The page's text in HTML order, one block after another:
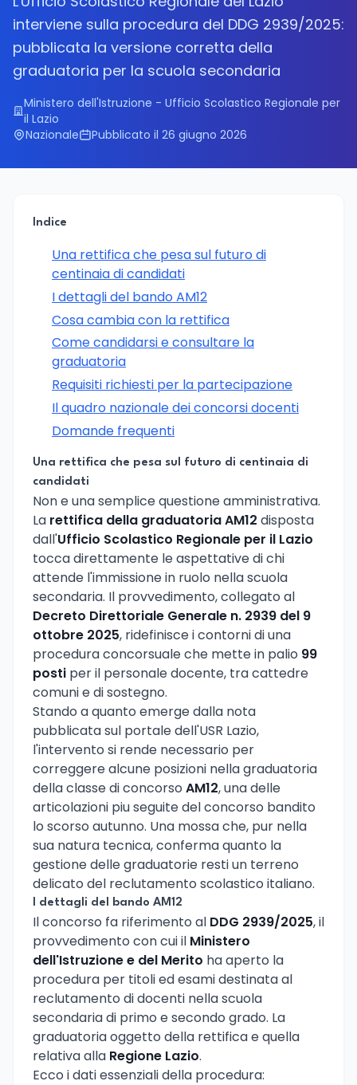
interviene sulla procedura del DDG 2939/2025:
pubblicata la versione corretta della
graduatoria per la scuola secondaria
Ministero dell'Istruzione - Ufficio Scolastico Regionale per
il Lazio
Nazionale
Pubblicato il 26 giugno 2026
Indice
Una rettifica che pesa sul futuro di
centinaia di candidati
I dettagli del bando AM12
Cosa cambia con la rettifica
Come candidarsi e consultare la
graduatoria
Requisiti richiesti per la partecipazione
Il quadro nazionale dei concorsi docenti
Domande frequenti
Una rettifica che pesa sul futuro di centinaia di
candidati
Non e una semplice questione amministrativa.
La rettifica della graduatoria AM12 disposta
dall'Ufficio Scolastico Regionale per il Lazio
tocca direttamente le aspettative di chi
attende l'immissione in ruolo nella scuola
secondaria. Il provvedimento, collegato al
Decreto Direttoriale Generale n. 2939 del 9
ottobre 2025, ridefinisce i contorni di una
procedura concorsuale che mette in palio 99
posti per il personale docente, tra cattedre
comuni e di sostegno.
Stando a quanto emerge dalla nota
pubblicata sul portale dell'USR Lazio,
l'intervento si rende necessario per
correggere alcune posizioni nella graduatoria
della classe di concorso AM12, una delle
articolazioni piu seguite del concorso bandito
lo scorso autunno. Una mossa che, pur nella
sua natura tecnica, conferma quanto la
gestione delle graduatorie resti un terreno
delicato del reclutamento scolastico italiano.
I dettagli del bando AM12
Il concorso fa riferimento al DDG 2939/2025, il
provvedimento con cui il Ministero
dell'Istruzione e del Merito ha aperto la
procedura per titoli ed esami destinata al
reclutamento di docenti nella scuola
secondaria di primo e secondo grado. La
graduatoria oggetto della rettifica e quella
relativa alla Regione Lazio.
Ecco i dati essenziali della procedura: